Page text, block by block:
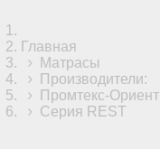
Главная
Матрасы
Производители:
Промтекс-Ориент
Серия REST